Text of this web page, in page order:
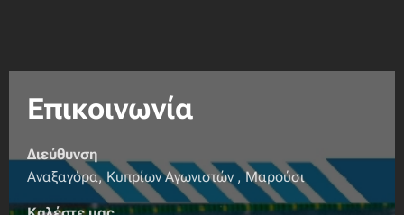
Επικοινωνία
Διεύθυνση
Αναξαγόρα, Κυπρίων Αγωνιστών , Μαρούσι